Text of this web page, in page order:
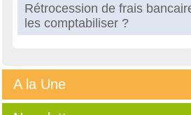
Rétrocession de frais
les comptabiliser ?
A la Une